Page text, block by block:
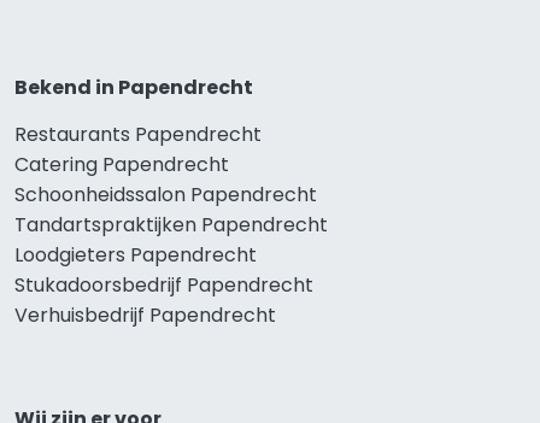
Bekend in Papendrecht
Restaurants Papendrecht
Catering Papendrecht
Schoonheidssalon Papendrecht
Tandartspraktijken Papendrecht
Loodgieters Papendrecht
Stukadoorsbedrijf Papendrecht
Verhuisbedrijf Papendrecht